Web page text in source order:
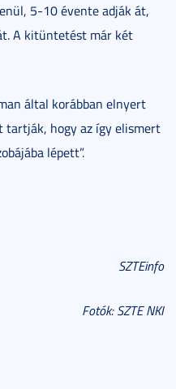
5-10 évente adják át,
A kitüntetést már két
által korábban elnyert
tartják, hogy az így elismert
lépett”.
SZTEinfo
Fotók: SZTE NKI